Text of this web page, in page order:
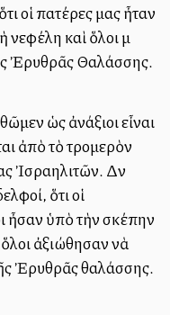
οἱ πατέρες μας ἦταν
καὶ ὅλοι μὲ
Ἐρυθρᾶς Θαλάσσης.
ὡς ἀνάξιοι εἶναι
ἀπὸ τὸ τρομερὸν
Ἰσραηλιτῶν. Δὲν
ὅτι οἱ
ἦσαν ὑπὸ τὴν σκέπην
ἀξιώθησαν νὰ
Ἐρυθρᾶς θαλάσσης.